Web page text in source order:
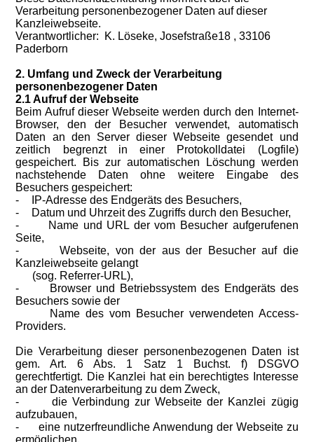
Verarbeitung personenbezogener Daten auf dieser
Kanzleiwebseite.
Verantwortlicher: K. Löseke, Josefstraße18 , 33106
Paderborn
2. Umfang und Zweck der Verarbeitung
personenbezogener Daten
2.1 Aufruf der Webseite
Beim Aufruf dieser Webseite werden durch den Internet-
Browser, den der Besucher verwendet, automatisch
Daten an den Server dieser Webseite gesendet und
zeitlich begrenzt in einer Protokolldatei (Logfile)
gespeichert. Bis zur automatischen Löschung werden
nachstehende Daten ohne weitere Eingabe des
Besuchers gespeichert:
-
IP-Adresse des Endgeräts des Besuchers,
-
Datum und Uhrzeit des Zugriffs durch den Besucher,
-
Name und URL der vom Besucher aufgerufenen
Seite,
-
Webseite, von der aus der Besucher auf die
Kanzleiwebseite gelangt
(sog. Referrer-URL),
-
Browser und Betriebssystem des Endgeräts des
Besuchers sowie der
Name des vom Besucher verwendeten Access-
Providers.
Die Verarbeitung dieser personenbezogenen Daten ist
gem. Art. 6 Abs. 1 Satz 1 Buchst. f) DSGVO
gerechtfertigt. Die Kanzlei hat ein berechtigtes Interesse
an der Datenverarbeitung zu dem Zweck,
-
die Verbindung zur Webseite der Kanzlei zügig
aufzubauen,
-
eine nutzerfreundliche Anwendung der Webseite zu